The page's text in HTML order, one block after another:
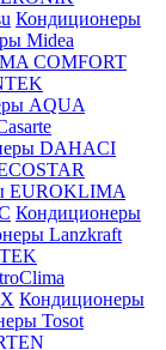
Кондиционеры
Midea
COMFORT
AQUA
DAHACI
EUROKLIMA
Кондиционеры
Lanzkraft
Кондиционеры
Tosot